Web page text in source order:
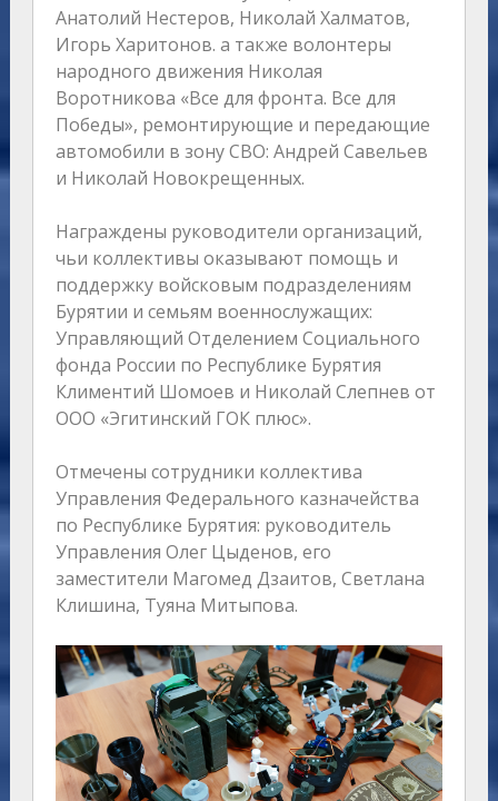
Анатолий Нестеров, Николай Халматов,
Игорь Харитонов. а также волонтеры
народного движения Николая
Воротникова «Все для фронта. Все для
Победы», ремонтирующие и передающие
автомобили в зону СВО: Андрей Савельев
и Николай Новокрещенных.
Награждены руководители организаций,
чьи коллективы оказывают помощь и
поддержку войсковым подразделениям
Бурятии и семьям военнослужащих:
Управляющий Отделением Социального
фонда России по Республике Бурятия
Климентий Шомоев и Николай Слепнев от
ООО «Эгитинский ГОК плюс».
Отмечены сотрудники коллектива
Управления Федерального казначейства
по Республике Бурятия: руководитель
Управления Олег Цыденов, его
заместители Магомед Дзаитов, Светлана
Клишина, Туяна Митыпова.